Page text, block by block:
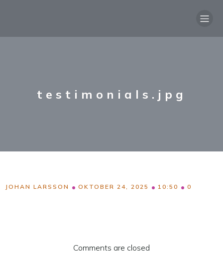
testimonials.jpg
JOHAN LARSSON • OKTOBER 24, 2025 • 10:50 • 0
Comments are closed